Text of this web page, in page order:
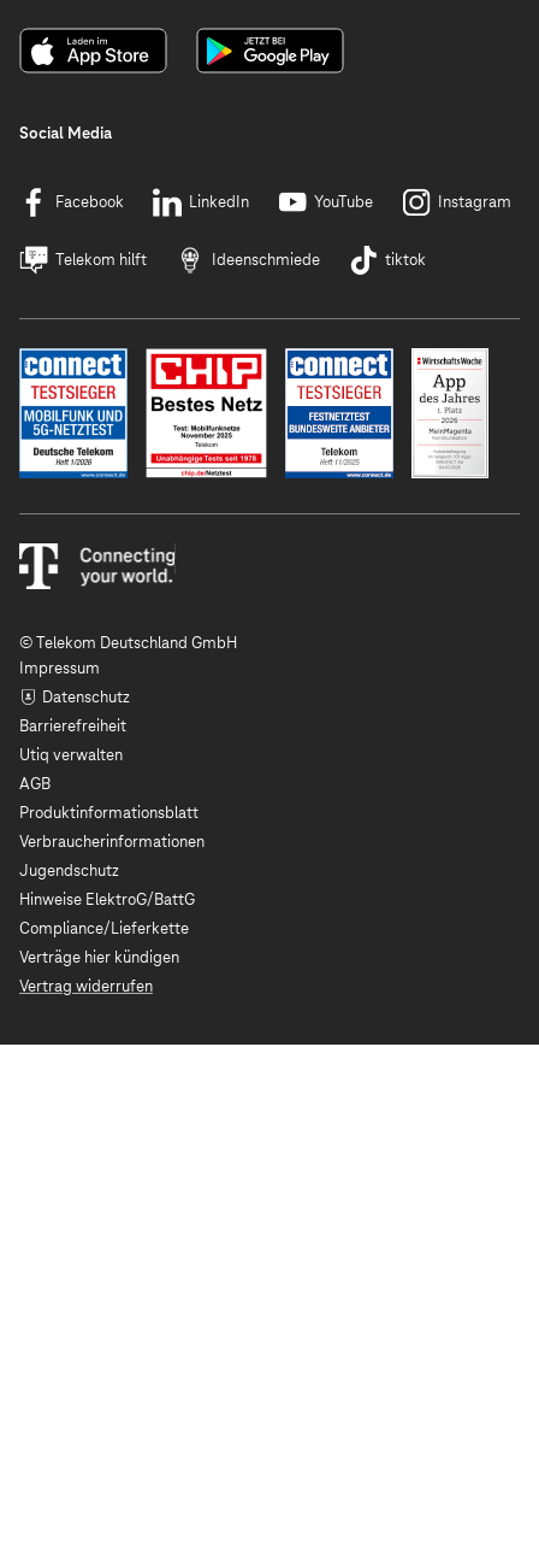
Social Media
Facebook LinkedIn YouTube Instagram
Telekom hilft Ideenschmiede tiktok
© Telekom Deutschland GmbH
Impressum
Datenschutz
Barrierefreiheit
Utiq verwalten
AGB
Produktinformationsblatt
Verbraucherinformationen
Jugendschutz
Hinweise ElektroG/BattG
Compliance/Lieferkette
Verträge hier kündigen
Vertrag widerrufen